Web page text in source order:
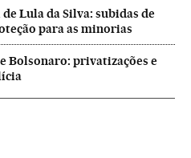
Lula da Silva: subidas de
para as minorias
Bolsonaro: privatizações e